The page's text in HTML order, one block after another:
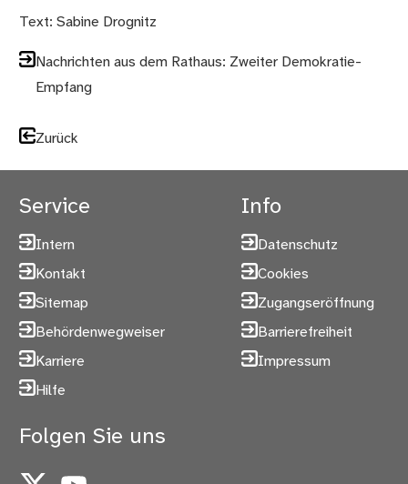
Text: Sabine Drognitz
Nachrichten aus dem Rathaus: Zweiter Demokratie-
Empfang
Zurück
Service
Intern
Kontakt
Sitemap
Behördenwegweiser
Karriere
Hilfe
Info
Datenschutz
Cookies
Zugangseröffnung
Barrierefreiheit
Impressum
Folgen Sie uns
X YouTube